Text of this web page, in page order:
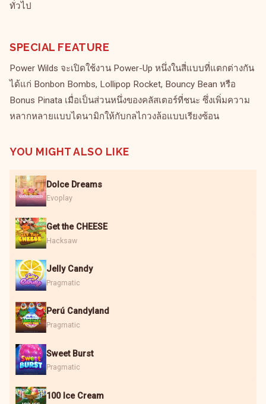
ทั่วไป
SPECIAL FEATURE
Power Wilds จะเปิดใช้งาน Power-Up หนึ่งในสี่แบบที่แตกต่างกัน
ได้แก่ Bonbon Bombs, Lollipop Rocket, Bouncy Bean หรือ
Bonus Pinata เมื่อเป็นส่วนหนึ่งของคลัสเตอร์ที่ชนะ ซึ่งเพิ่มความ
หลากหลายแบบไดนามิกให้กับกลไกวงล้อแบบเรียงซ้อน
YOU MIGHT ALSO LIKE
Dolce Dreams
Evoplay
Get the CHEESE
Hacksaw
Jelly Candy
Pragmatic
Perú Candyland
Pragmatic
Sweet Burst
Pragmatic
100 Ice Cream